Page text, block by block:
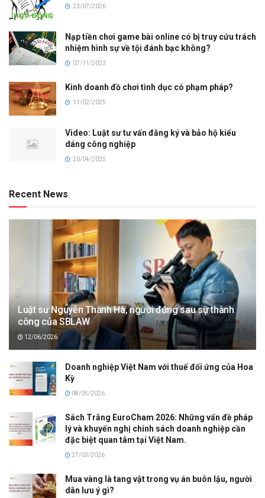
23/07/2026
Nạp tiền chơi game bài online có bị truy cứu trách
nhiệm hình sự về tội đánh bạc không?
07/11/2023
Kinh doanh đồ chơi tình dục có phạm pháp?
11/02/2025
Video: Luật sư tư vấn đăng ký và bảo hộ kiểu
dáng công nghiệp
20/04/2025
Recent News
Luật sư Nguyễn Thanh Hà, người đứng sau sự thành
công của SBLAW
12/06/2026
Doanh nghiệp Việt Nam với thuế đối ứng của Hoa
Kỳ
08/05/2026
Sách Trắng EuroCham 2026: Những vấn đề pháp
lý và khuyến nghị chính sách doanh nghiệp cần
đặc biệt quan tâm tại Việt Nam.
27/03/2026
Mua vàng là tang vật trong vụ án buôn lậu, người
dân lưu ý gì?